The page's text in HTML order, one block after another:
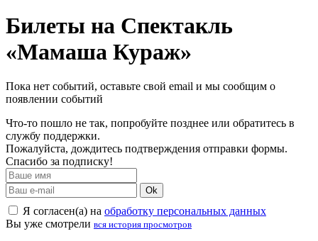
Билеты на Спектакль
«Мамаша Кураж»
Пока нет событий, оставьте свой email и мы сообщим о
появлении событий
Что-то пошло не так, попробуйте позднее или обратитесь в
службу поддержки.
Пожалуйста, дождитесь подтверждения отправки формы.
Спасибо за подписку!
Ok
Я согласен(а) на обработку персональных данных
Вы уже смотрели вся история просмотров